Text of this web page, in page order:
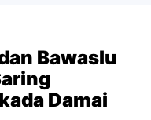
Bawaslu
Damai